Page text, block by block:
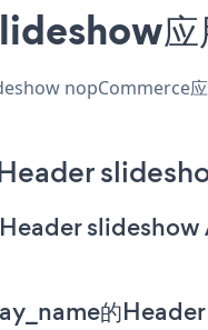
应
nopCommerce
的